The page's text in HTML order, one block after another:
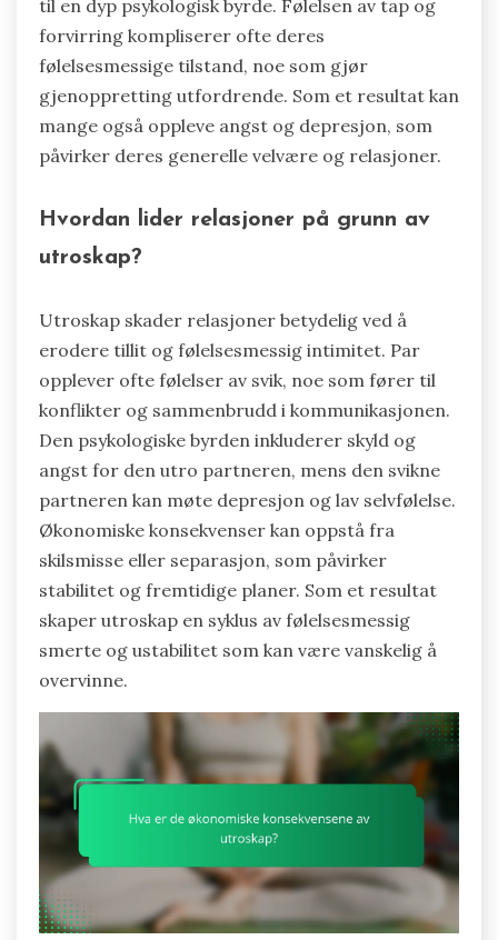
til en dyp psykologisk byrde. Følelsen av tap og
forvirring kompliserer ofte deres
følelsesmessige tilstand, noe som gjør
gjenoppretting utfordrende. Som et resultat kan
mange også oppleve angst og depresjon, som
påvirker deres generelle velvære og relasjoner.
Hvordan lider relasjoner på grunn av
utroskap?
Utroskap skader relasjoner betydelig ved å
erodere tillit og følelsesmessig intimitet. Par
opplever ofte følelser av svik, noe som fører til
konflikter og sammenbrudd i kommunikasjonen.
Den psykologiske byrden inkluderer skyld og
angst for den utro partneren, mens den svikne
partneren kan møte depresjon og lav selvfølelse.
Økonomiske konsekvenser kan oppstå fra
skilsmisse eller separasjon, som påvirker
stabilitet og fremtidige planer. Som et resultat
skaper utroskap en syklus av følelsesmessig
smerte og ustabilitet som kan være vanskelig å
overvinne.